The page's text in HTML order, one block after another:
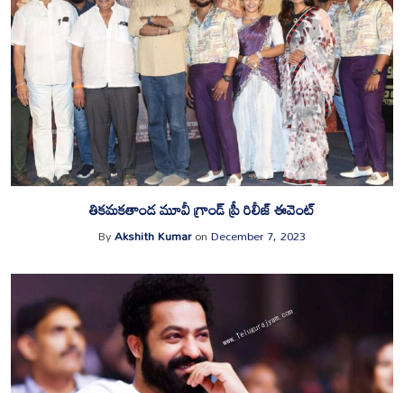
తికమకతాండ మూవీ గ్రాండ్ ప్రీ రిలీజ్ ఈవెంట్
ByAkshith KumaronDecember 7, 2023